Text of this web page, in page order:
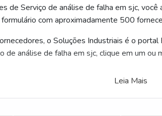
de Serviço de análise de falha em sjc,
com aproximadamente 500
o Soluções Industriais é o
de análise de falha em sjc, clique em um ou
Leia Mais